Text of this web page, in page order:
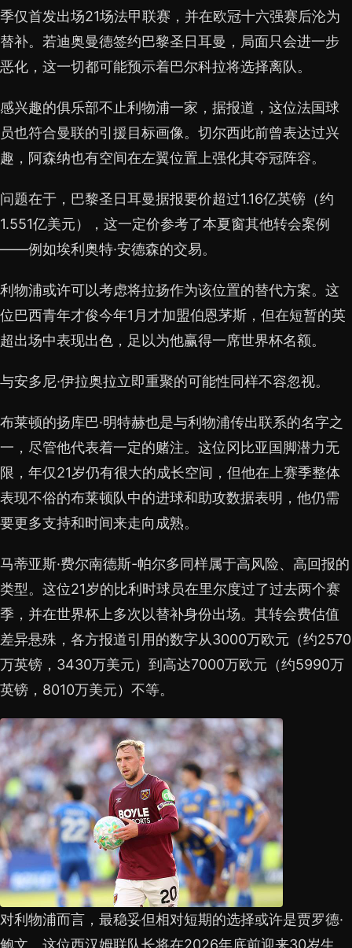
季仅首发出场21场法甲联赛，并在欧冠十六强赛后沦为
替补。若迪奥曼德签约巴黎圣日耳曼，局面只会进一步
恶化，这一切都可能预示着巴尔科拉将选择离队。
感兴趣的俱乐部不止利物浦一家，据报道，这位法国球
员也符合曼联的引援目标画像。切尔西此前曾表达过兴
趣，阿森纳也有空间在左翼位置上强化其夺冠阵容。
问题在于，巴黎圣日耳曼据报要价超过1.16亿英镑（约
1.551亿美元），这一定价参考了本夏窗其他转会案例
——例如埃利奥特·安德森的交易。
利物浦或许可以考虑将拉扬作为该位置的替代方案。这
位巴西青年才俊今年1月才加盟伯恩茅斯，但在短暂的英
超出场中表现出色，足以为他赢得一席世界杯名额。
与安多尼·伊拉奥拉立即重聚的可能性同样不容忽视。
布莱顿的扬库巴·明特赫也是与利物浦传出联系的名字之
一，尽管他代表着一定的赌注。这位冈比亚国脚潜力无
限，年仅21岁仍有很大的成长空间，但他在上赛季整体
表现不俗的布莱顿队中的进球和助攻数据表明，他仍需
要更多支持和时间来走向成熟。
马蒂亚斯·费尔南德斯-帕尔多同样属于高风险、高回报的
类型。这位21岁的比利时球员在里尔度过了过去两个赛
季，并在世界杯上多次以替补身份出场。其转会费估值
差异悬殊，各方报道引用的数字从3000万欧元（约2570
万英镑，3430万美元）到高达7000万欧元（约5990万
英镑，8010万美元）不等。
对利物浦而言，最稳妥但相对短期的选择或许是贾罗德·
鲍文。这位西汉姆联队长将在2026年底前迎来30岁生